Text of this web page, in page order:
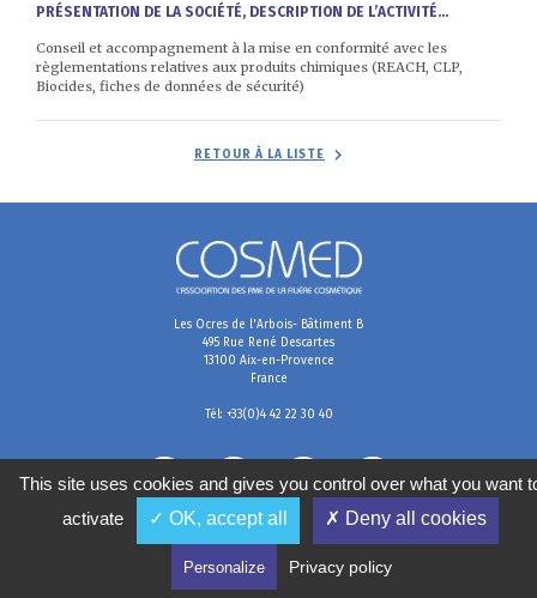
PRÉSENTATION DE LA SOCIÉTÉ, DESCRIPTION DE L’ACTIVITÉ...
Conseil et accompagnement à la mise en conformité avec les
règlementations relatives aux produits chimiques (REACH, CLP,
Biocides, fiches de données de sécurité)
RETOUR À LA LISTE
Les Ocres de l'Arbois- Bâtiment B
495 Rue René Descartes
13100 Aix-en-Provence
France
Tél: +33(0)4 42 22 30 40
Conditions générales de vente Politique de confidentialité
This site uses cookies and gives you control over what you want
activate
✓ OK, accept all ✗ Deny all cookies
Personalize Privacy policy